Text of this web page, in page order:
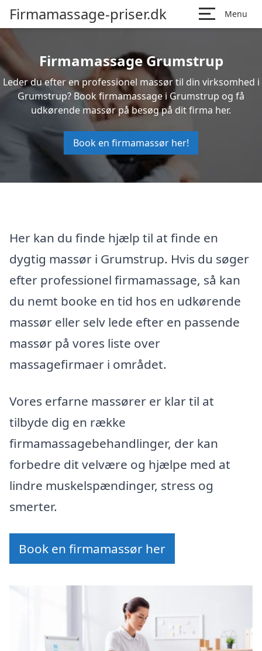
Firmamassage-priser.dk Menu
Firmamassage Grumstrup
Leder du efter en professionel massør til din virksomhed i
Grumstrup? Book firmamassage i Grumstrup og få
udkørende massør på besøg på dit firma her.
Book en firmamassør her!
Her kan du finde hjælp til at finde en
dygtig massør i Grumstrup. Hvis du søger
efter professionel firmamassage, så kan
du nemt booke en tid hos en udkørende
massør eller selv lede efter en passende
massør på vores liste over
massagefirmaer i området.
Vores erfarne massører er klar til at
tilbyde dig en række
firmamassagebehandlinger, der kan
forbedre dit velvære og hjælpe med at
lindre muskelspændinger, stress og
smerter.
Book en firmamassør her